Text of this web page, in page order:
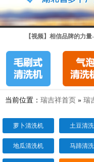
【视频】相信品牌的力
当前位置： 瑞吉祥首页 » 瑞
萝卜清洗机 土豆清
地瓜清洗机 马蹄清